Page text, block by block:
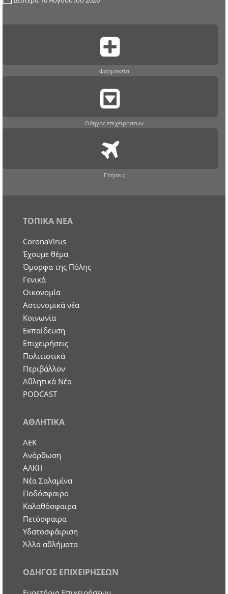
Φαρμακεία
Οδηγος επιχειρησεων
Πτήσεις
ΤΟΠΙΚΑ ΝΕΑ
CoronaVirus
Έχουμε θέμα
Όμορφα της Πόλης
Γενικά
Οικονομία
Aστυνομικά νέα
Κοινωνία
Εκπαίδευση
Επιχειρήσεις
Πολιτιστικά
Περιβάλλον
Αθλητικά Νέα
PODCAST
ΑΘΛΗΤΙΚΑ
ΑΕΚ
Ανόρθωση
ΑΛΚΗ
Νέα Σαλαμίνα
Ποδόσφαιρο
Καλαθόσφαιρα
Πετόσφαιρα
Υδατοσφάιριση
Άλλα αθλήματα
ΟΔΗΓΟΣ ΕΠΙΧΕΙΡΗΣΕΩΝ